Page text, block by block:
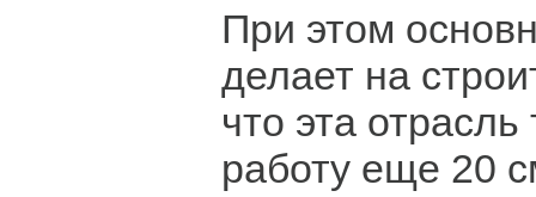
При этом
делает на
что эта
работу еще 20